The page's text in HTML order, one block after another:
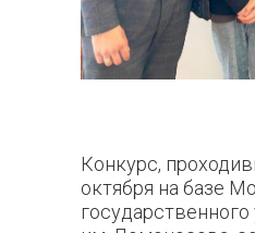
Конкурс,
октября на базе